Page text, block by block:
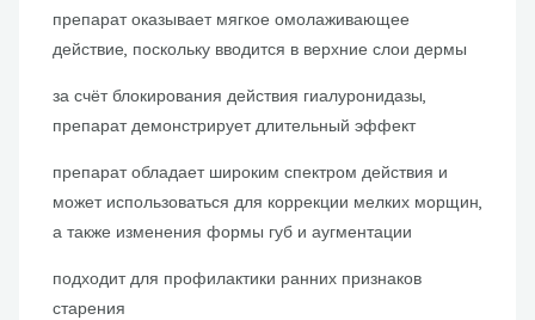
препарат оказывает мягкое омолаживающее
действие, поскольку вводится в верхние слои дермы
за счёт блокирования действия гиалуронидазы,
препарат демонстрирует длительный эффект
препарат обладает широким спектром действия и
может использоваться для коррекции мелких морщин,
а также изменения формы губ и аугментации
подходит для профилактики ранних признаков
старения